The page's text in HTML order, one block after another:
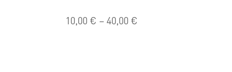
10,00 € –40,00 €